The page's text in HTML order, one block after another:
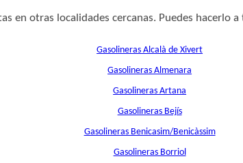
en otras localidades cercanas. Puedes hacerlo
Gasolineras Alcalà de Xivert
Gasolineras Almenara
Gasolineras Artana
Gasolineras Bejís
Gasolineras Benicasim/Benicàssim
Gasolineras Borriol